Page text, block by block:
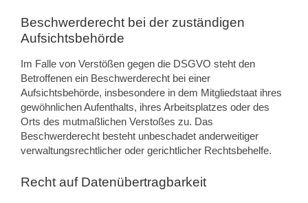
Beschwerde­recht bei der zuständigen
Aufsichts­behörde
Im Falle von Verstößen gegen die DSGVO steht den
Betroffenen ein Beschwerderecht bei einer
Aufsichtsbehörde, insbesondere in dem Mitgliedstaat ihres
gewöhnlichen Aufenthalts, ihres Arbeitsplatzes oder des
Orts des mutmaßlichen Verstoßes zu. Das
Beschwerderecht besteht unbeschadet anderweitiger
verwaltungsrechtlicher oder gerichtlicher Rechtsbehelfe.
Recht auf Daten­übertrag­barkeit